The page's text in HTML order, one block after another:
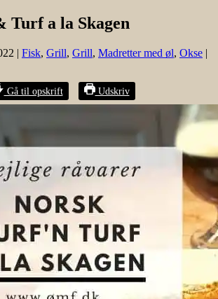
Turf a la Skagen
| Fisk, Grill, Grill, Madretter med øl, Okse |
Gå til opskrift Udskriv